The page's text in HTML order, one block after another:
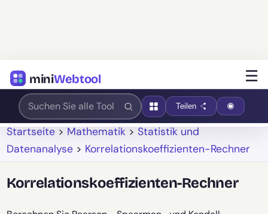
miniWebtool ☰
Teilen
Startseite > Mathematik > Statistik und
Datenanalyse > Korrelationskoeffizienten-Rechner
Korrelationskoeffizienten-Rechner